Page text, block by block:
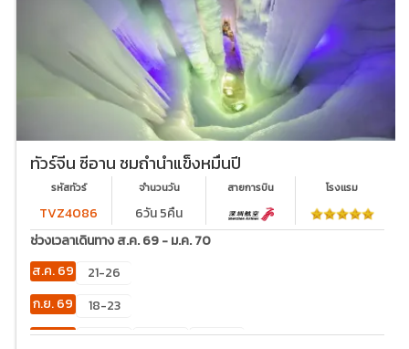
ทัวร์จีน ซีอาน ชมถ้ำน้ำแข็งหมื่นปี
รหัสทัวร์
TVZ4086
จำนวนวัน
6วัน 5คืน
สายการบิน โรงเเรม
ช่วงเวลาเดินทาง ส.ค. 69 - ม.ค. 70
ส.ค. 69
21-26
ก.ย. 69
18-23
ต.ค. 69
02-
23-28
30-